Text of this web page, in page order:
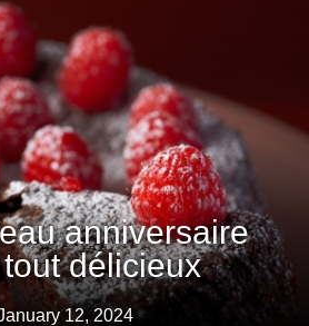
anniversaire
délicieux
12, 2024